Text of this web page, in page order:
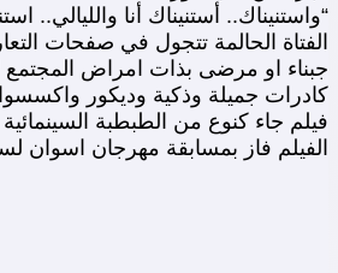
“واستنيناك.. أستنيناك أنا
الفتاة الحالمة تتجول في صفحات
جبناء او مرضى بذات امراض
كادرات جميلة وذكية وديكور
فيلم جاء كنوع من الطبطبة
الفيلم فاز بمسابقة مهرجان اسوان